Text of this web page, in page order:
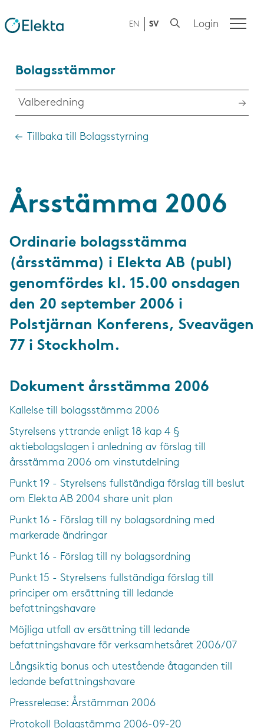
EN SV Login
Bolagsstämmor
Valberedning
Tillbaka till Bolagsstyrning
Årsstämma 2006
Ordinarie bolagsstämma
(årsstämma) i Elekta AB (publ)
genomfördes kl. 15.00 onsdagen
den 20 september 2006 i
Polstjärnan Konferens, Sveavägen
77 i Stockholm.
Dokument årsstämma 2006
Kallelse till bolagsstämma 2006
Styrelsens yttrande enligt 18 kap 4 §
aktiebolagslagen i anledning av förslag till
årsstämma 2006 om vinstutdelning
Punkt 19 - Styrelsens fullständiga förslag till beslut
om Elekta AB 2004 share unit plan
Punkt 16 - Förslag till ny bolagsordning med
markerade ändringar
Punkt 16 - Förslag till ny bolagsordning
Punkt 15 - Styrelsens fullständiga förslag till
principer om ersättning till ledande
befattningshavare
Möjliga utfall av ersättning till ledande
befattningshavare för verksamhetsåret 2006/07
Långsiktig bonus och utestående åtaganden till
ledande befattningshavare
Press­release: Årstämman 2006
Protokoll Bolagstämma 2006-09-20